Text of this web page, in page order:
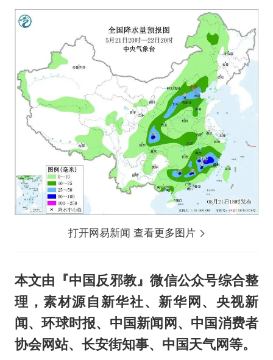
打开网易新闻 查看更多图片
本文由『中国反邪教』微信公众号综合整
理，素材源自新华社、新华网、央视新
闻、环球时报、中国新闻网、中国消费者
协会网站、长安街知事、中国天气网等。